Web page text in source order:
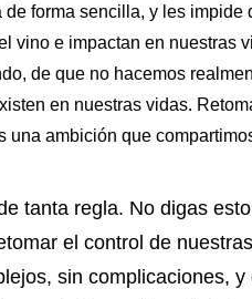
forma sencilla, y les
vino e impactan en nuestras
de que no hacemos
en nuestras vidas.
una ambición que
tanta regla. No digas
el control de
sin complicaciones,